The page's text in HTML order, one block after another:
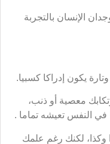
الإنسان بالتجربة
وتارة يكون إدراكا كسبيا.
معصية أو ذنب،
في النفس تعيشه تماما .
وكذا، لكنك رغم علمك